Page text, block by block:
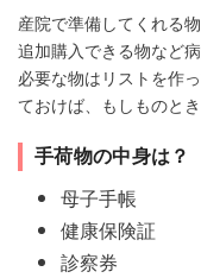
産院で準備してくれる
追加購入できる物など
必要な物はリストを作
ておけば、もしものと
手荷物の中身は？
母子手帳
健康保険証
診察券